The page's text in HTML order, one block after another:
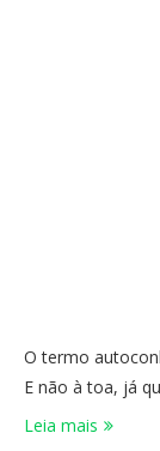
O termo
E não à toa, já
Leia mais